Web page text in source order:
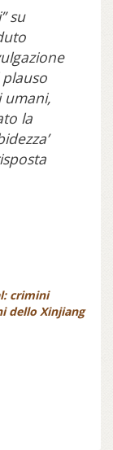
su
umani,
la
crimini
dello Xinjiang